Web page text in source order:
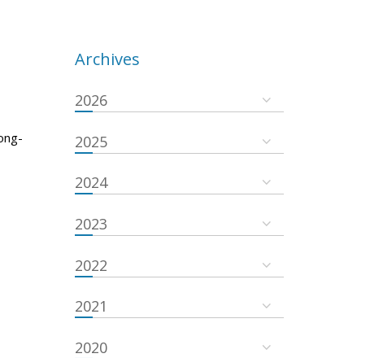
Archives
2026
2025
2024
2023
2022
2021
2020